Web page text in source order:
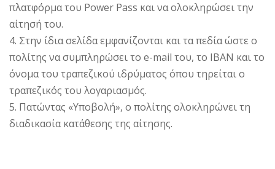
πλατφόρμα του Power Pass και να ολοκληρώσει την
αίτησή του.
4. Στην ίδια σελίδα εμφανίζονται και τα πεδία ώστε ο
πολίτης να συμπληρώσει το e-mail του, το IBAN και το
όνομα του τραπεζικού ιδρύματος όπου τηρείται ο
τραπεζικός του λογαριασμός.
5. Πατώντας «Υποβολή», ο πολίτης ολοκληρώνει τη
διαδικασία κατάθεσης της αίτησης.